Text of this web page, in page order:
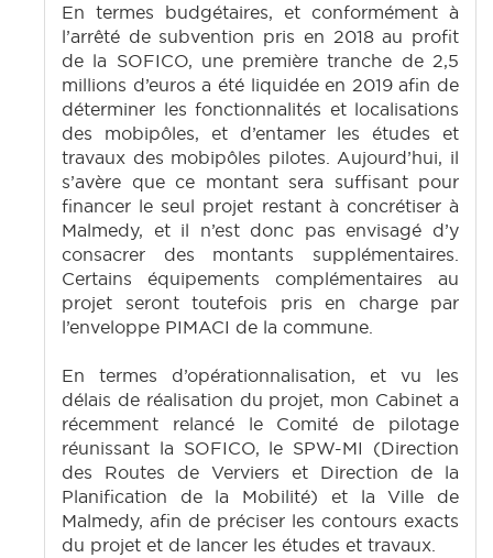
En termes budgétaires, et conformément à
l’arrêté de subvention pris en 2018 au profit
de la SOFICO, une première tranche de 2,5
millions d’euros a été liquidée en 2019 afin de
déterminer les fonctionnalités et localisations
des mobipôles, et d’entamer les études et
travaux des mobipôles pilotes. Aujourd’hui, il
s’avère que ce montant sera suffisant pour
financer le seul projet restant à concrétiser à
Malmedy, et il n’est donc pas envisagé d’y
consacrer des montants supplémentaires.
Certains équipements complémentaires au
projet seront toutefois pris en charge par
l’enveloppe PIMACI de la commune.
En termes d’opérationnalisation, et vu les
délais de réalisation du projet, mon Cabinet a
récemment relancé le Comité de pilotage
réunissant la SOFICO, le SPW-MI (Direction
des Routes de Verviers et Direction de la
Planification de la Mobilité) et la Ville de
Malmedy, afin de préciser les contours exacts
du projet et de lancer les études et travaux.